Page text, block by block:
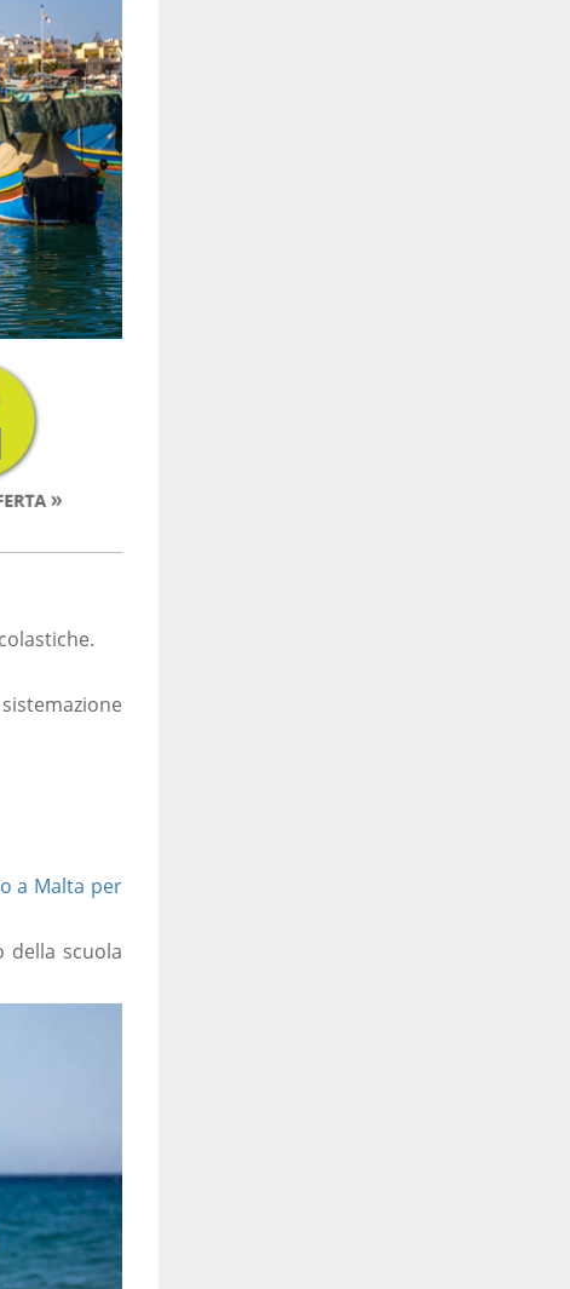
a Malta per
della scuola